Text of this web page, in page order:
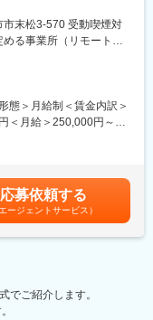
ネスマナーやPCスキル
いない方も安心してご
任せする予定です。
単位で取得できる有給休
子供が3歳になるまで取
。創業以来、パイプラ
業開発・経営の「あい
技術評価・協力関係検
ー～ジュニア向けポジ
、海外との共同研究・技
す。
検討の補助（文献調
）
市末松3-570 受動喫煙対
る事業所（リモートワ
態＞月給制＜賃金内訳＞
＜月給＞250,000円～
す。
応募依頼する
エージェントサービス）
でご紹介します。